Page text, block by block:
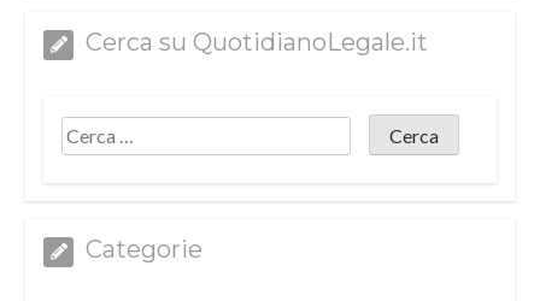
Cerca su QuotidianoLegale.it
Categorie